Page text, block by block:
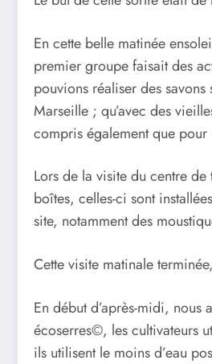
En cette belle matinée
premier groupe faisait des
pouvions réaliser des
Marseille ; qu’avec des
compris également que
Lors de la visite du centre
boîtes, celles-ci sont
site, notamment des
Cette visite matinale
En début d’après-midi, nous
écoserres©, les cultivateurs
ils utilisent le moins d’eau